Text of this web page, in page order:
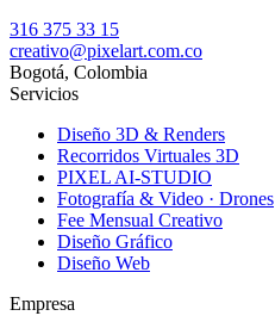
316 375 33 15
creativo@pixelart.com.co
Bogotá, Colombia
Servicios
Diseño 3D & Renders
Recorridos Virtuales 3D
PIXEL AI-STUDIO
Fotografía & Video · Drones
Fee Mensual Creativo
Diseño Gráfico
Diseño Web
Empresa